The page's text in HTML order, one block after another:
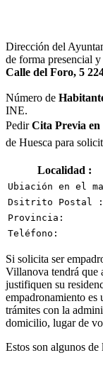
Dirección del
de forma presencial
Calle del Foro, 5
Número de
INE.
PedirCita Previa en
de Huesca para
Localidad :
Ubiación en el
Dsitrito Postal :
Provincia:
Teléfono:
Si solicita ser
Villanova tendrá que
justifiquen su
empadronamiento es
trámites con la
domicilio, lugar de
Estos son algunos de